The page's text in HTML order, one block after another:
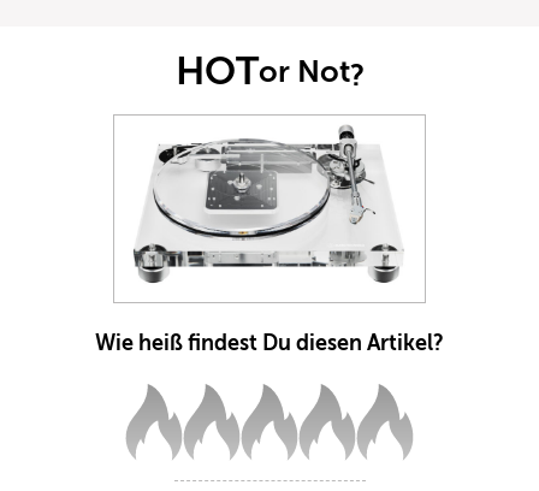
HOTor Not?
Wie heiß findest Du diesen Artikel?